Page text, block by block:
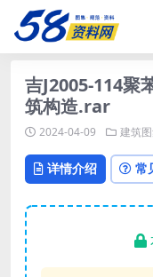
吉J2005-114聚
筑构造.rar
2024-04-09 建筑
详情介绍 常